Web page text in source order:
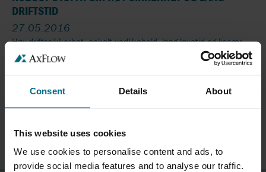
Consent Details About
This website uses cookies
We use cookies to personalise content and ads, to
provide social media features and to analyse our traffic.
DRIFTSTID
27.05.2016
Høy driftssikkerhet, enkelt vedlikehold, lang levetid og lineær
dosering med stort doseringsområde var viktig da Nedre
Romerike Vannverk valgte doseringspumper til sitt moderne
vannverk i Hauglifjell...